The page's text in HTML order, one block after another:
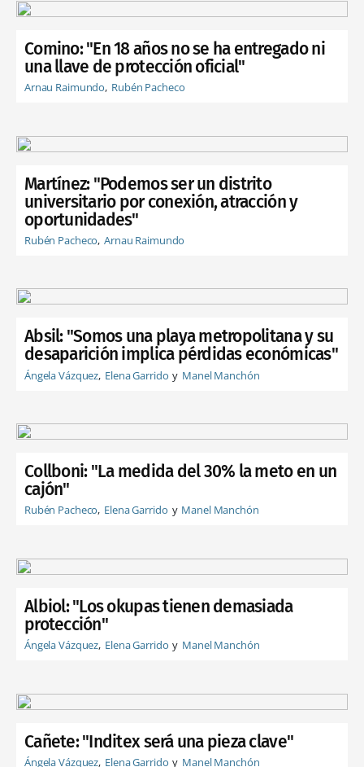
Comino: "En 18 años no se ha entregado ni
una llave de protección oficial"
Arnau Raimundo Rubén Pacheco
Martínez: "Podemos ser un distrito
universitario por conexión, atracción y
oportunidades"
Rubén Pacheco Arnau Raimundo
Absil: "Somos una playa metropolitana y su
desaparición implica pérdidas económicas"
Ángela Vázquez Elena Garrido Manel Manchón
Collboni: "La medida del 30% la meto en un
cajón"
Rubén Pacheco Elena Garrido Manel Manchón
Albiol: "Los okupas tienen demasiada
protección"
Ángela Vázquez Elena Garrido Manel Manchón
Cañete: "Inditex será una pieza clave"
Ángela Vázquez Elena Garrido Manel Manchón